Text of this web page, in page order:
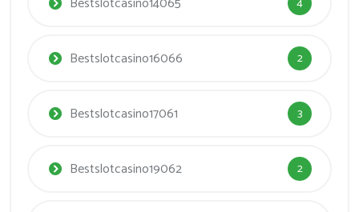
Bestslotcasino16066 2
Bestslotcasino17061 3
Bestslotcasino19062 2